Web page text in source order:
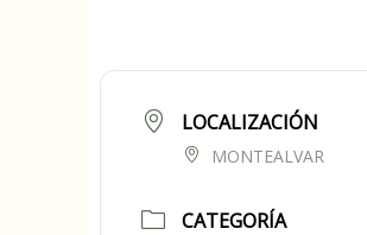
LOCALIZACIÓN
MONTEALVAR
CATEGORÍA